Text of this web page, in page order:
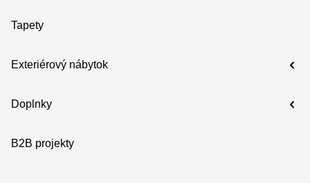
Tapety
Exteriérový nábytok
Doplnky
B2B projekty